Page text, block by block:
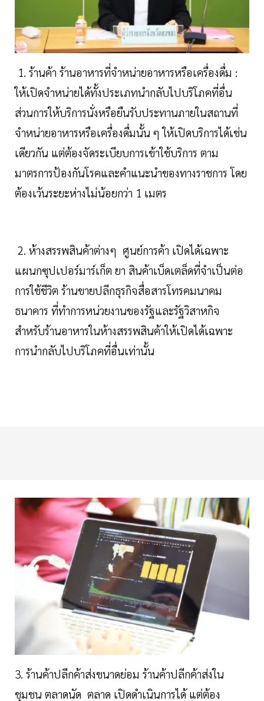
1. ร้านค้า ร้านอาหารที่จำหน่ายอาหารหรือเครื่องดื่ม :
ให้เปิดจำหน่ายได้ทั้งประเภทนำกลับไปบริโภคที่อื่น
ส่วนการให้บริการนั่งหรือยืนรับประทานภายในสถานที่
จำหน่ายอาหารหรือเครื่องดื่มนั้น ๆ ให้เปิดบริการได้เช่น
เดียวกัน แต่ต้องจัดระเบียบการเข้าใช้บริการ ตาม
มาตรการป้องกันโรคและคำแนะนำของทางราชการ โดย
ต้องเว้นระยะห่างไม่น้อยกว่า 1 เมตร
2. ห้างสรรพสินค้าต่างๆ ศูนย์การค้า เปิดได้เฉพาะ
แผนกซุปเปอร์มาร์เก็ต ยา สินค้าเบ็ดเตล็ดที่จำเป็นต่อ
การใช้ชีวิต ร้านขายปลีกธุรกิจสื่อสารโทรคมนาคม
ธนาคาร ที่ทำการหน่วยงานของรัฐและรัฐวิสาหกิจ
สำหรับร้านอาหารในห้างสรรพสินค้าให้เปิดได้เฉพาะ
การนำกลับไปบริโภคที่อื่นเท่านั้น
3. ร้านค้าปลีกค้าส่งขนาดย่อม ร้านค้าปลีกค้าส่งใน
ชุมชน ตลาดนัด ตลาด เปิดดำเนินการได้ แต่ต้อง